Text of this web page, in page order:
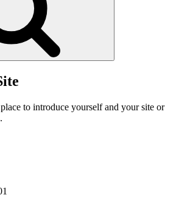
to introduce yourself and your site or